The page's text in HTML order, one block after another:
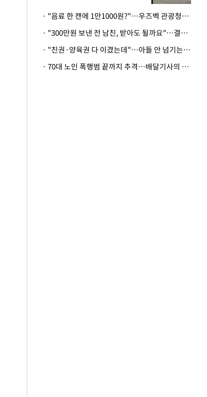
· "음료 한 캔에 1만1000원?"…우즈벡 관광청까지 나섰다, 유튜버 폭로 후폭풍
· "300만원 보낸 전 남친, 받아도 될까요"…결혼 앞둔 예비신부의 뜻밖 고충
· "친권·양육권 다 이겼는데"…아들 안 넘기는 아내에 '강제집행' 가능할까
· 70대 노인 폭행범 끝까지 추격…배달기사의 용기, 추가 피해 막았다